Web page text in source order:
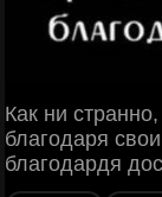
Как ни
благодаря
благодардя